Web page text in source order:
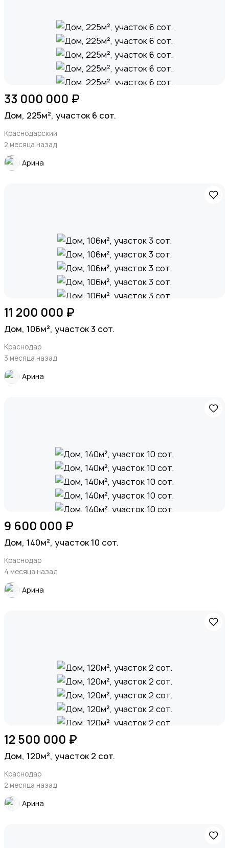
33 000 000 ₽
Дом, 225м², участок 6 сот.
Краснодарский
2 месяца назад
Арина
11 200 000 ₽
Дом, 106м², участок 3 сот.
Краснодар
3 месяца назад
Арина
9 600 000 ₽
Дом, 140м², участок 10 сот.
Краснодар
4 месяца назад
Арина
12 500 000 ₽
Дом, 120м², участок 2 сот.
Краснодар
2 месяца назад
Арина